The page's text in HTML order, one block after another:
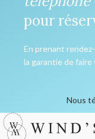
pour
En prenant
la garantie de
Nous